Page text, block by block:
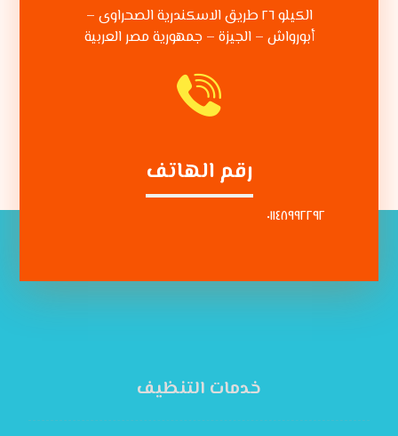
الكيلو ٢٦ طريق الاسكندرية الصحراوى –
أبورواش – الجيزة – جمهورية مصر العربية
رقم الهاتف
٠١١٤٨٩٩٢٢٩٢
خدمات التنظيف